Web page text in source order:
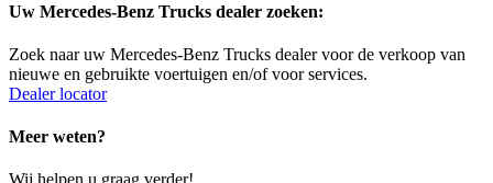
Uw Mercedes-Benz Trucks dealer zoeken:
Zoek naar uw Mercedes-Benz Trucks dealer voor de verkoop van
nieuwe en gebruikte voertuigen en/of voor services.
Dealer locator
Meer weten?